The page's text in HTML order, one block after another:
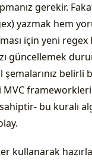
gerekir.
yazmak hem
için yeni regex
güncellemek
şemalarınız
MVC
bu kuralı
kullanarak